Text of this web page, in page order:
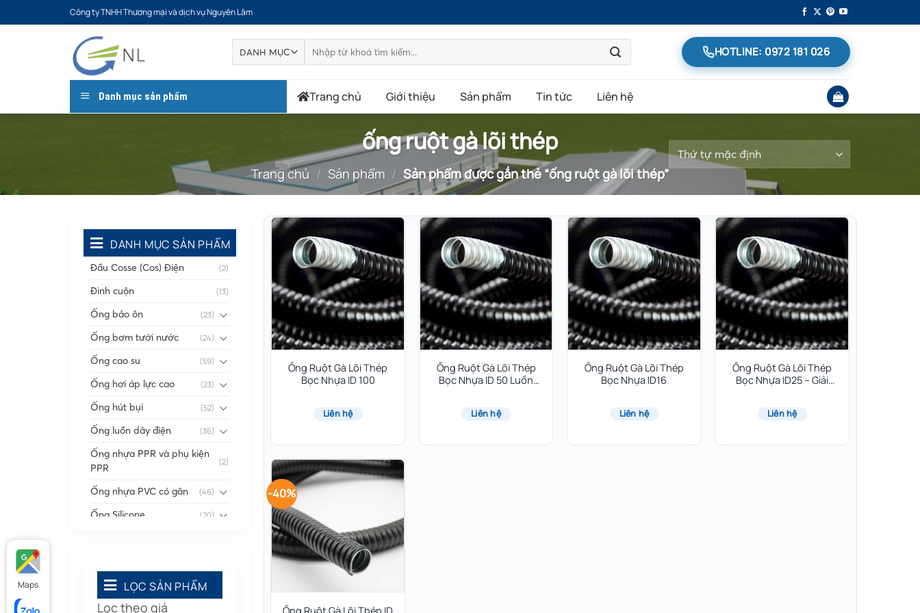
qua
Công ty TNHH Thương mại và dịch vụ Nguyên Lâm
kiếm:
HOTLINE: 0972 181 026
Danh mục sản phẩm Trang chủ Giới thiệu Sản phẩm Tin tức Liên hệ
ống ruột gà lõi thép
Trang chủ / Sản phẩm / Sản phẩm được gắn thẻ “ống ruột gà lõi thép”
DANH MỤC SẢN PHẨM
Đầu Cosse (Cos) Điện (2)
Đinh cuộn (13)
Ống bảo ôn (23)
Ống bơm tưới nước (24)
Ống cao su (59)
Ống hơi áp lực cao (23)
Ống hút bụi (52)
Ống luồn dây điện (36)
Ống nhựa PPR và phụ kiện
PPR
(2)
Ống nhựa PVC có gân (46)
Ống Silicone (20)
Quạt dân dụng (91)
Tấm cao su
LỌC SẢN PHẨM
Lọc theo giá
Ống Ruột Gà Lõi Thép
Bọc Nhựa ID 100
Liên hệ
Ống Ruột Gà Lõi Thép
Bọc Nhựa ID 50 Luồn
Liên hệ
Ống Ruột Gà Lõi Thép
Bọc Nhựa ID16
Liên hệ
Ống Ruột Gà Lõi Thép
Bọc Nhựa ID25 – Giải
Liên hệ
-40%
Ống Ruột Gà Lõi Thép ID
Maps